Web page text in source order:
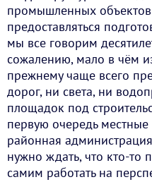
промышленных
предоставляться
мы все говорим
сожалению, мало в чём
прежнему чаще всего
дорог, ни света, ни
площадок под
первую очередь
районная
нужно ждать, что кто-то
самим работать на